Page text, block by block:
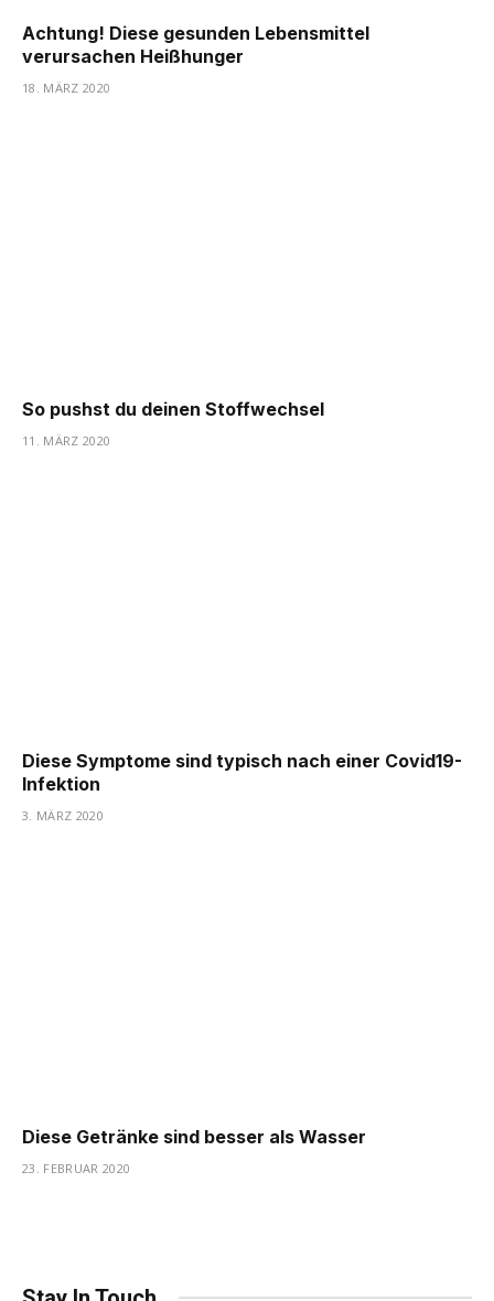
Achtung! Diese gesunden Lebensmittel
verursachen Heißhunger
18. MÄRZ 2020
So pushst du deinen Stoffwechsel
11. MÄRZ 2020
Diese Symptome sind typisch nach einer Covid19-
Infektion
3. MÄRZ 2020
Diese Getränke sind besser als Wasser
23. FEBRUAR 2020